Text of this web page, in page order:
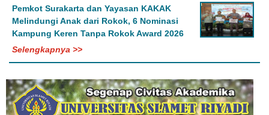
Pemkot Surakarta dan Yayasan KAKAK
Melindungi Anak dari Rokok, 6 Nominasi
Kampung Keren Tanpa Rokok Award 2026
Selengkapnya >>